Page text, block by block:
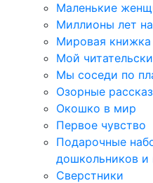
Маленькие
Миллионы лет
Мировая книжка
Мой
Мы соседи по
Озорные
Окошко в мир
Первое чувство
Подарочные
дошкольников и
Сверстники